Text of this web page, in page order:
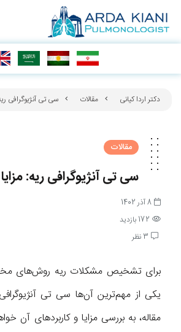
دکتر اردا کیانی مقالات سی تی آنژیوگرافی
مقالات
سی تی آنژیوگرافی ریه:
8 آذر 1402
172 بازدید
3 نظر
برای تشخیص مشکلات ریه روش‌های
یکی از مهم‌ترین آن‌ها سی تی
مقاله، به بررسی مزایا و کاربردهای آن